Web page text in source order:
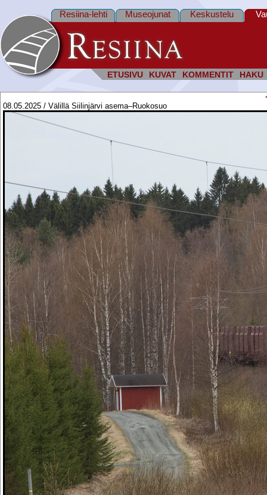
ETUSIVU KUVAT KOMMENTIT HAKU
Resiina-lehti Museojunat Keskustelu
08.05.2025 / Välillä Siilinjärvi asema–Ruokosuo